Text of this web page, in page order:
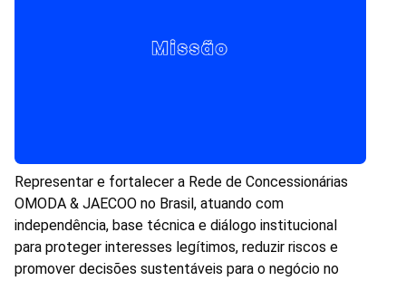
Representar e fortalecer a Rede de Concessionárias
OMODA & JAECOO no Brasil, atuando com
independência, base técnica e diálogo institucional
para proteger interesses legítimos, reduzir riscos e
promover decisões sustentáveis para o negócio no